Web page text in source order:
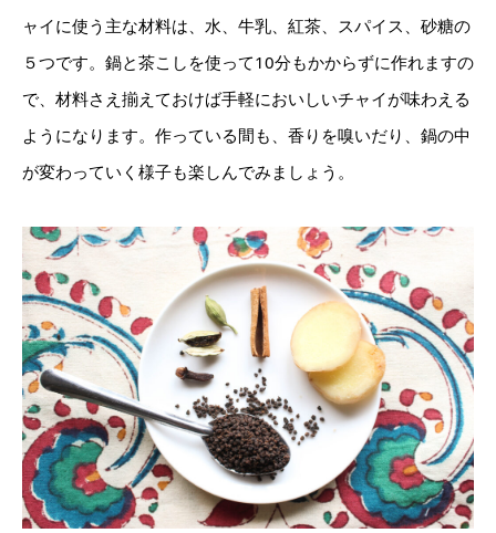
ャイに使う主な材料は、水、牛乳、紅茶、スパイス、砂糖の
５つです。鍋と茶こしを使って10分もかからずに作れますの
で、材料さえ揃えておけば手軽においしいチャイが味わえる
ようになります。作っている間も、香りを嗅いだり、鍋の中
が変わっていく様子も楽しんでみましょう。